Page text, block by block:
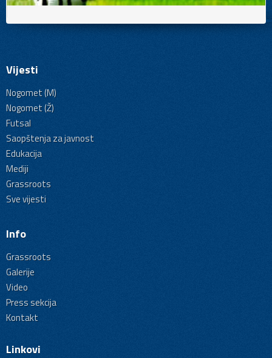
Vijesti
Nogomet (M)
Nogomet (Ž)
Futsal
Saopštenja za javnost
Edukacija
Mediji
Grassroots
Sve vijesti
Info
Grassroots
Galerije
Video
Press sekcija
Kontakt
Linkovi